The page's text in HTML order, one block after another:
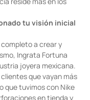
tu visión inicial
a crear y
Ingrata Fortuna
joyera mexicana.
que vayan más
que tuvimos con Nike
en tienda y